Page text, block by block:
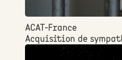
ACAT-France
Acquisition de